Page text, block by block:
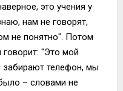
это учения у
нам не говорят,
не понятно". Потом
"Это мой
забирают телефон, мы
– словами не